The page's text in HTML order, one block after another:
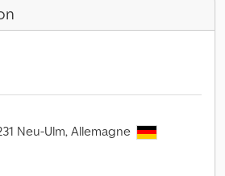
Neu-Ulm, Allemagne